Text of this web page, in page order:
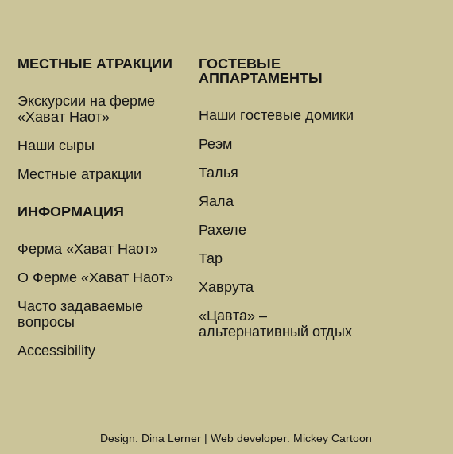
МЕСТНЫЕ АТРАКЦИИ
Экскурсии на ферме
«Хават Наот»
Наши сыры
Местные атракции
ИНФОРМАЦИЯ
Ферма «Хават Наот»
О Ферме «Хават Наот»
Часто задаваемые
вопросы
Accessibility
ГОСТЕВЫЕ
АППАРТАМЕНТЫ
Наши гостевые домики
Реэм
Талья
Яала
Рахеле
Тар
Хаврута
«Цавта» –
альтернативный отдых
Design: Dina Lerner | Web developer: Mickey Cartoon